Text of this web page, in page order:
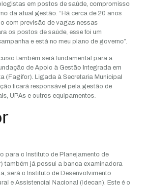
em postos de saúde, compromisso
da atual gestão. “Há cerca de 20 anos
com previsão de vagas nessas
os postos de saúde, esse foi um
e está no meu plano de governo”.
também será fundamental para a
de Apoio à Gestão Integrada em
(Fagifor). Ligada à Secretaria Municipal
ficará responsável pela gestão de
UPAs e outros equipamentos.
para o Instituto de Planejamento de
também já possui a banca examinadora
será o Instituto de Desenvolvimento
e Assistencial Nacional (Idecan). Este é o